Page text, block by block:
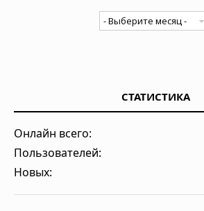
СТАТИСТИКА
Онлайн всего:
Пользователей:
Новых: